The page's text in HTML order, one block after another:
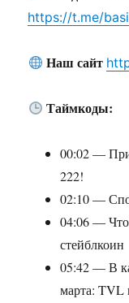
https://t.me/
Наш сайт
Таймкоды:
00:02 —
222!
02:10 —
04:06 — Что
стейблкоин
05:42 — В
марта: TVL